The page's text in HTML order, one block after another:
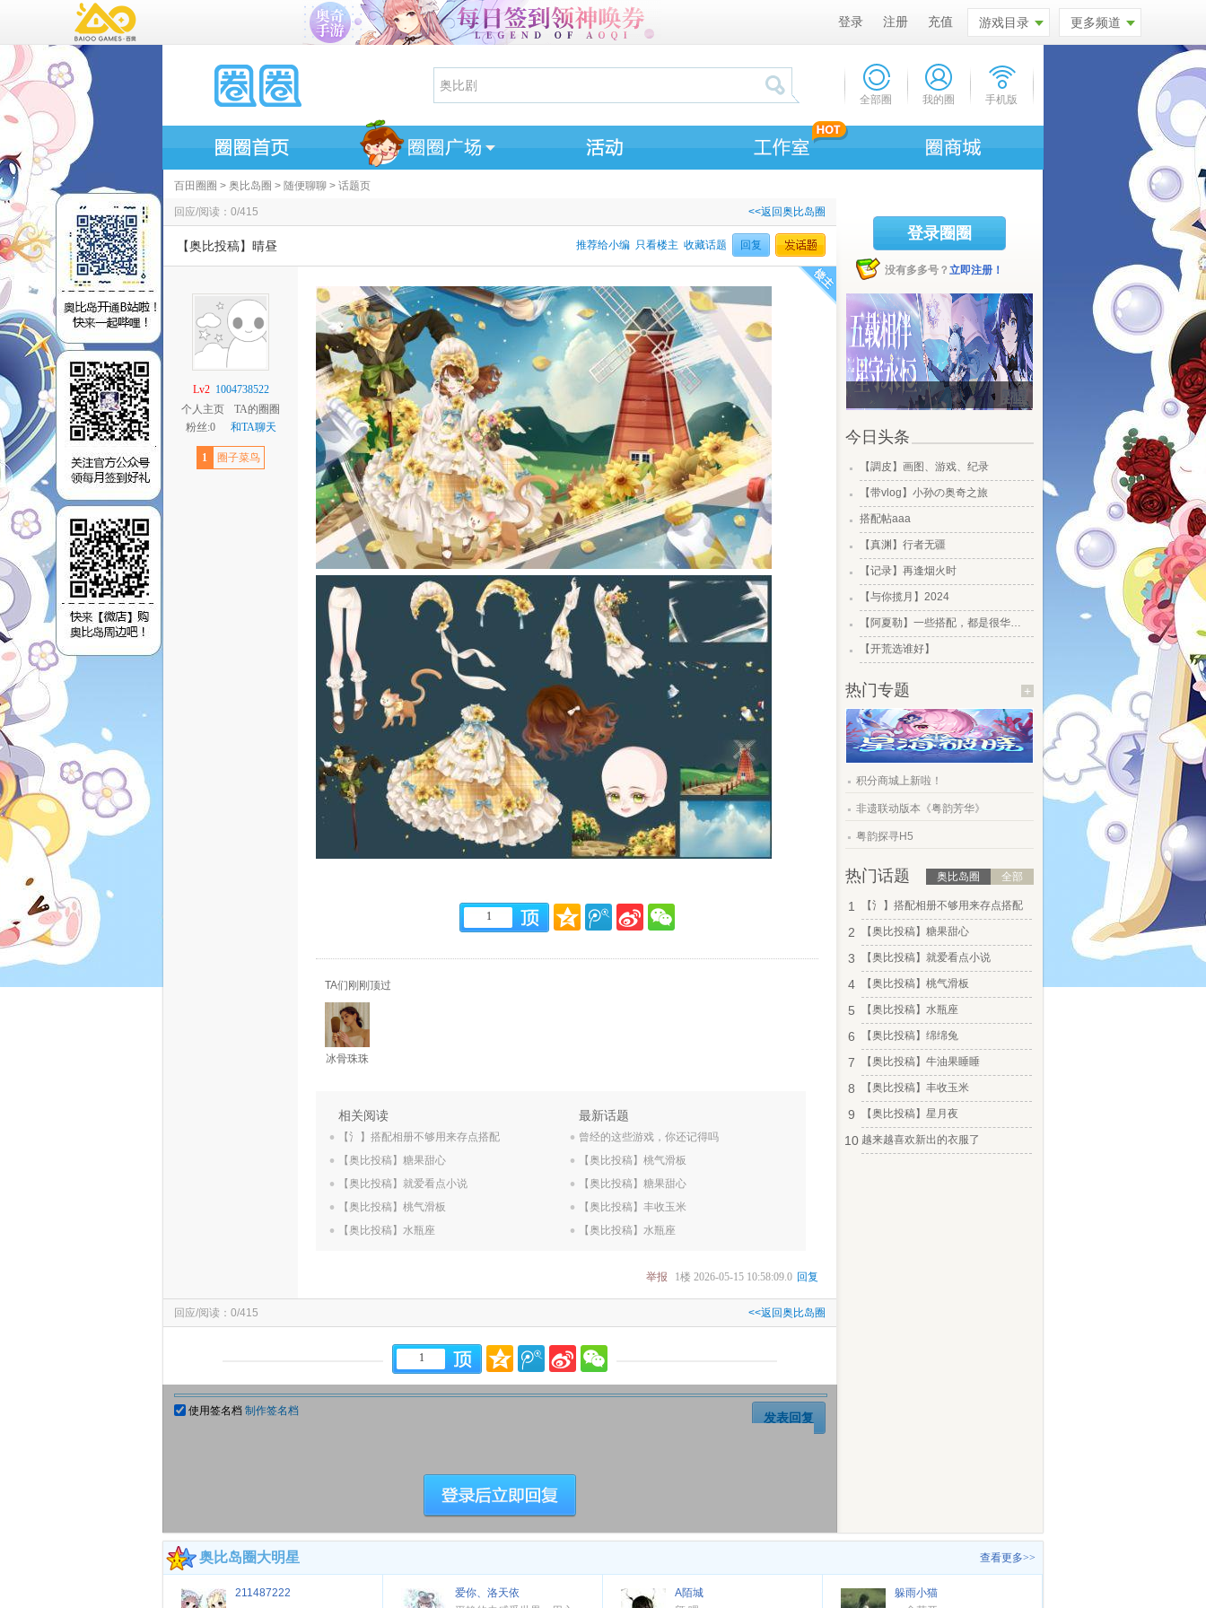
充值 游戏目录 更多频道
登录 注册
全部圈 我的圈 手机版
百田圈圈 > 奥比岛圈 > 随便聊聊 > 话题页
<<返回奥比岛圈
回应/阅读：0/415
【奥比投稿】晴昼 回复
收藏话题
只看楼主
推荐给小编
Lv2 1004738522
个人主页
TA的圈圈
粉丝:0
和TA聊天
1 圈子菜鸟
1
TA们刚刚顶过
冰骨珠珠
相关阅读
. 【氵】搭配相册不够用来存点搭配
. 【奥比投稿】糖果甜心
. 【奥比投稿】就爱看点小说
. 【奥比投稿】桃气滑板
. 【奥比投稿】水瓶座
最新话题
. 曾经的这些游戏，你还记得吗
. 【奥比投稿】桃气滑板
. 【奥比投稿】糖果甜心
. 【奥比投稿】丰收玉米
. 【奥比投稿】水瓶座
回复
举报 1楼 2026-05-15 10:58:09.0
<<返回奥比岛圈
回应/阅读：0/415
1
发表回复
使用签名档 制作签名档
登录圈圈
没有多多号？ 立即注册！
今日头条
. 【調皮】画图、游戏、纪录
. 【带vlog】小孙の奥奇之旅
. 搭配帖aaa
. 【真渊】行者无疆
. 【记录】再逢烟火时
. 【与你揽月】2024
. 【阿夏勒】一些搭配，都是很华丽的一些搭配
. 【开荒选谁好】
热门专题 +
. 积分商城上新啦！
. 非遗联动版本《粤韵芳华》
. 粤韵探寻H5
热门话题 全部
奥比岛圈
1 【氵】搭配相册不够用来存点搭配
2 【奥比投稿】糖果甜心
3 【奥比投稿】就爱看点小说
4 【奥比投稿】桃气滑板
5 【奥比投稿】水瓶座
6 【奥比投稿】绵绵兔
7 【奥比投稿】牛油果睡睡
8 【奥比投稿】丰收玉米
9 【奥比投稿】星月夜
10 越来越喜欢新出的衣服了
查看更多>>
奥比岛圈大明星
211487222
爱你、洛天依
A陌城
躲雨小猫